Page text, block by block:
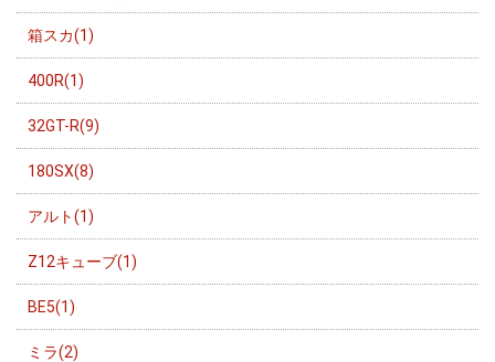
箱スカ(1)
400R(1)
32GT-R(9)
180SX(8)
アルト(1)
Z12キューブ(1)
BE5(1)
ミラ(2)